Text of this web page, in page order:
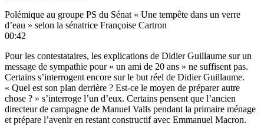
Polémique au groupe PS du Sénat « Une tempête dans un verre
d’eau » selon la sénatrice Françoise Cartron
00:42
Pour les contestataires, les explications de Didier Guillaume sur un
message de sympathie pour « un ami de 20 ans » ne suffisent pas.
Certains s’interrogent encore sur le but réel de Didier Guillaume.
« Quel est son plan derrière ? Est-ce le moyen de préparer autre
chose ? » s’interroge l’un d’eux. Certains pensent que l’ancien
directeur de campagne de Manuel Valls pendant la primaire ménage
et prépare l’avenir en restant constructif avec Emmanuel Macron.